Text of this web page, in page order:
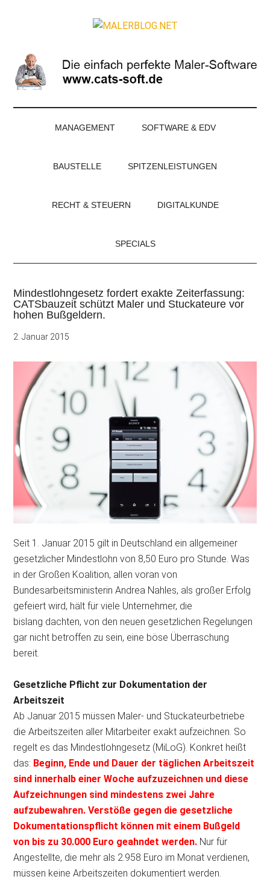
Magazin
für
Maler
und
MANAGEMENT SOFTWARE & EDV
BAUSTELLE SPITZENLEISTUNGEN
RECHT & STEUERN DIGITALKUNDE
SPECIALS
Mindestlohngesetz fordert exakte Zeiterfassung:
CATSbauzeit schützt Maler und Stuckateure vor
hohen Bußgeldern.
2. Januar 2015
Seit 1. Januar 2015 gilt in Deutschland ein allgemeiner
gesetzlicher Mindestlohn von 8,50 Euro pro Stunde. Was
in der Großen Koalition, allen voran von
Bundesarbeitsministerin Andrea Nahles, als großer Erfolg
gefeiert wird, hält für viele Unternehmer, die
bislang dachten, von den neuen gesetzlichen Regelungen
gar nicht betroffen zu sein, eine böse Überraschung
bereit.
Gesetzliche Pflicht zur Dokumentation der
Arbeitszeit
Ab Januar 2015 müssen Maler- und Stuckateurbetriebe
die Arbeitszeiten aller Mitarbeiter exakt aufzeichnen. So
regelt es das Mindestlohngesetz (MiLoG). Konkret heißt
das: Beginn, Ende und Dauer der täglichen Arbeitszeit
sind innerhalb einer Woche aufzuzeichnen und diese
Aufzeichnungen sind mindestens zwei Jahre
aufzubewahren. Verstöße gegen die gesetzliche
Dokumentationspflicht können mit einem Bußgeld
von bis zu 30.000 Euro geahndet werden. Nur für
Angestellte, die mehr als 2.958 Euro im Monat verdienen,
müssen keine Arbeitszeiten dokumentiert werden.